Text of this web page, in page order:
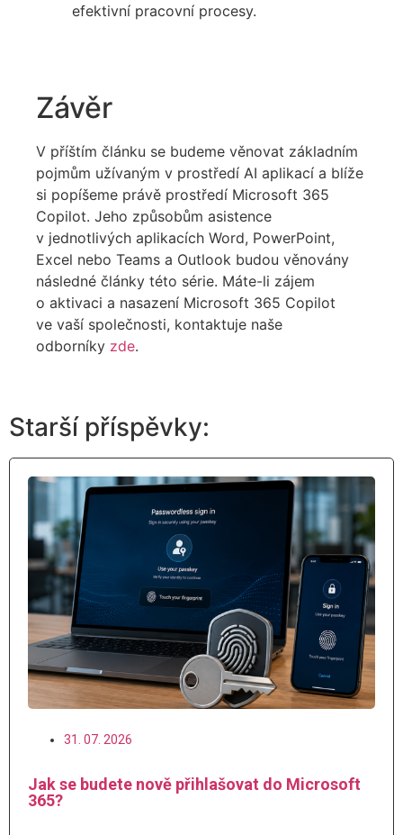
efektivní pracovní procesy.
Závěr
V příštím článku se budeme věnovat základním
pojmům užívaným v prostředí AI aplikací a blíže
si popíšeme právě prostředí Microsoft 365
Copilot. Jeho způsobům asistence
v jednotlivých aplikacích Word, PowerPoint,
Excel nebo Teams a Outlook budou věnovány
následné články této série. Máte-li zájem
o aktivaci a nasazení Microsoft 365 Copilot
ve vaší společnosti, kontaktuje naše
odborníky zde.
Starší příspěvky:
31. 07. 2026
Jak se budete nově přihlašovat do Microsoft
365?